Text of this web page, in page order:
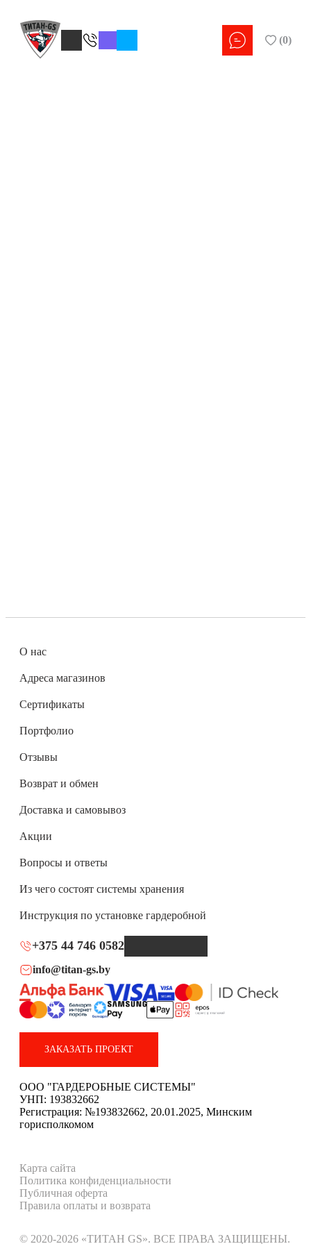
(0)
О нас
Адреса магазинов
Сертификаты
Портфолио
Отзывы
Возврат и обмен
Доставка и самовывоз
Акции
Вопросы и ответы
Из чего состоят системы хранения
Инструкция по установке гардеробной
+375 44 746 0582
info@titan-gs.by
ЗАКАЗАТЬ ПРОЕКТ
ООО "ГАРДЕРОБНЫЕ СИСТЕМЫ"
УНП: 193832662
Регистрация: №193832662, 20.01.2025, Минским
горисполкомом
Карта сайта
Политика конфиденциальности
Публичная оферта
Правила оплаты и возврата
© 2020-2026 «ТИТАН GS». ВСЕ ПРАВА ЗАЩИЩЕНЫ.